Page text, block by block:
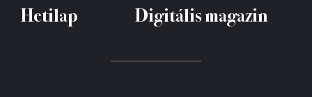
Hetilap Digitális magazin